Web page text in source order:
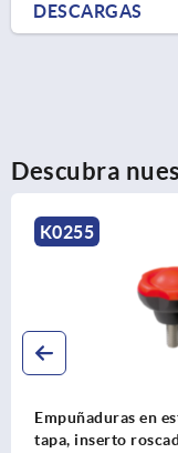
DESCARGAS
Descubra
K0276
Empuñaduras
inserto roscado